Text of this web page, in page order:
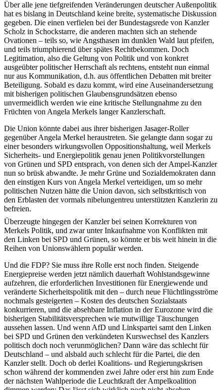
Über alle jene tiefgreifenden Veränderungen deutscher Außenpolitik
hat es bislang in Deutschland keine breite, systematische Diskussion
gegeben. Die einen verfielen bei der Bundestagsrede von Kanzler
Scholz in Schockstarre, die anderen machten sich an stehende
Ovationen – teils so, wie Angsthasen im dunklen Wald laut pfeifen,
und teils triumphierend über spätes Rechtbekommen. Doch
Legitimation, also die Geltung von Politik und von konkret
ausgeübter politischer Herrschaft als rechtens, entsteht nun einmal
nur aus Kommunikation, d.h. aus öffentlichen Debatten mit breiter
Beteiligung. Sobald es dazu kommt, wird eine Auseinandersetzung
mit bisherigen politischen Glaubensgrundsätzen ebenso
unvermeidlich werden wie eine kritische Stellungnahme zu den
Früchten von Angela Merkels langer Kanzlerschaft.
Die Union könnte dabei aus ihrer bisherigen Jasager-Roller
gegenüber Angela Merkel heraustreten. Sie gelangte dann sogar zu
einer besonders wirkungsvollen Oppositionshaltung, weil Merkels
Sicherheits- und Energiepolitik genau jenen Politikvorstellungen
von Grünen und SPD entsprach, von denen sich der Ampel-Kanzler
nun so brüsk abwandte. Je mehr Grüne und Sozialdemokraten dann
den einstigen Kurs von Angela Merkel verteidigen, um so mehr
politischen Nutzen hätte die Union davon, sich selbstkritisch von
den Erblasten der vormals nibelungentreu unterstützten Kanzlerin zu
befreien.
Überzeugte hingegen der Kanzler bei seinen Korrekturen von
Merkels Politik, und zwar unter Inkaufnahme von Konflikten mit
den Linken bei SPD und Grünen, so könnte er bis weit hinein in die
Reihen von Unionswählern populär werden.
Und die FDP? Sie muss ihre Rolle erst noch finden. Steigende
Energiepreise werden jetzt nämlich dauerhaft Wohlstandsgewinne
aufzehren, die erforderlichen Investitionen für Energiewende und
veränderte Sicherheitspolitik mit den – durch neue Flüchtlingsströme
nochmals gesteigerten – Kosten des deutschen Sozialstaats
konkurrieren, und die absehbare Inflation in der Eurozone wird die
bisherigen Stabilitätsversprechen wie mutwillige Täuschungen
aussehen lassen. Und wenn AfD und Linkspartei samt den Linken
bei SPD und Grünen den verkündeten Kurswechsel des Kanzlers
politisch doch noch verunmöglichen? Dann wäre das schlecht für
Deutschland – und alsbald auch schlecht für die Partei, die den
Kanzler stellt. Doch ob derlei Koalitions- und Regierungskrisen
schon während der kommenden zwei Jahre oder erst hin zum Ende
der nächsten Wahlperiode die Leuchtkraft der Ampelkoalition